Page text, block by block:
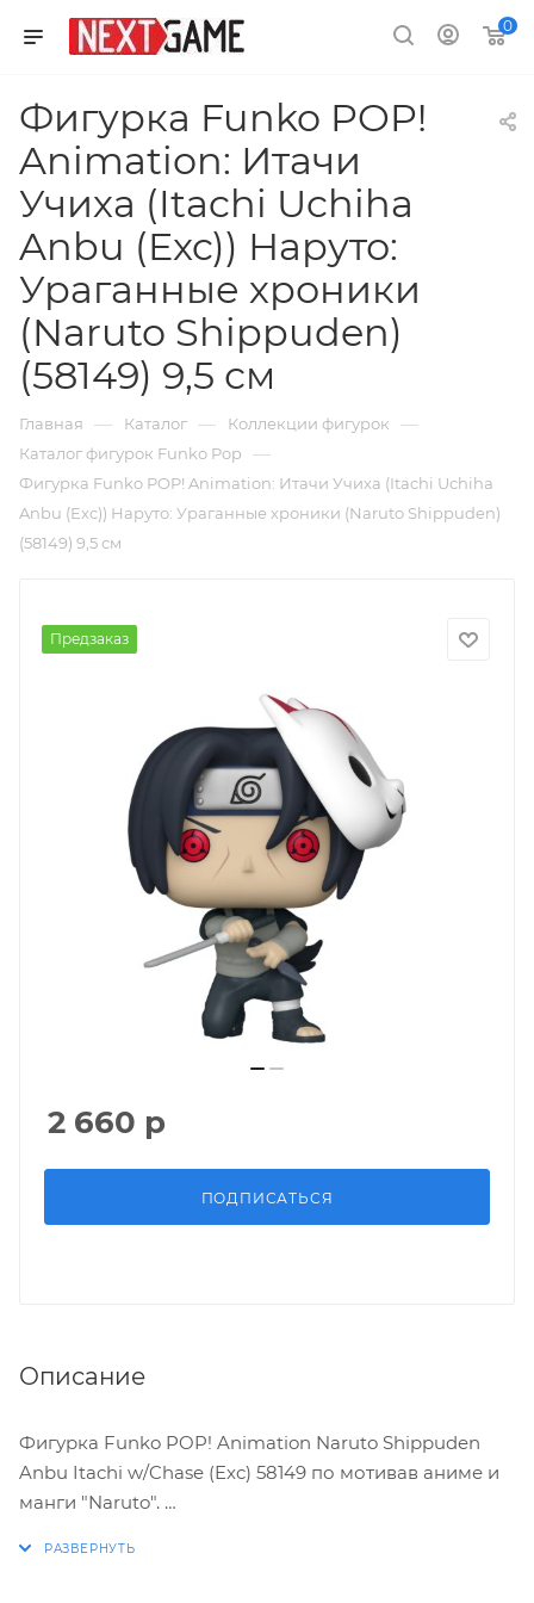
0
Фигурка Funko POP!
Animation: Итачи
Учиха (Itachi Uchiha
Anbu (Exc)) Наруто:
Ураганные хроники
(Naruto Shippuden)
(58149) 9,5 см
Главная — Каталог — Коллекции фигурок —
Каталог фигурок Funko Pop —
Фигурка Funko POP! Animation: Итачи Учиха (Itachi Uchiha
Anbu (Exc)) Наруто: Ураганные хроники (Naruto Shippuden)
(58149) 9,5 см
Предзаказ
2 660 р
ПОДПИСАТЬСЯ
Описание
Фигурка Funko POP! Animation Naruto Shippuden
Anbu Itachi w/Chase (Exc) 58149 по мотивав аниме и
манги "Naruto".